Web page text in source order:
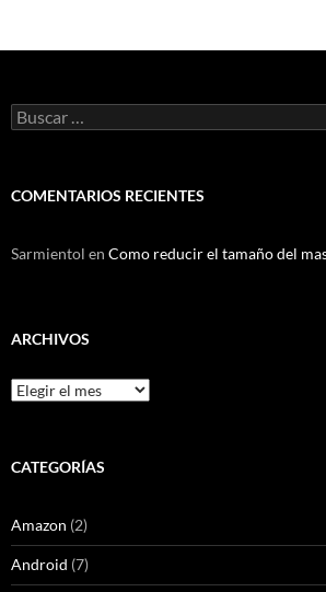
Buscar:
COMENTARIOS RECIENTES
Sarmientol en Como reducir el tamaño del
ARCHIVOS
Archivos
CATEGORÍAS
Amazon (2)
Android (7)